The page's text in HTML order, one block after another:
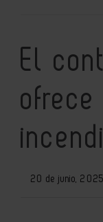
El
ofrece
20 de junio, 2025